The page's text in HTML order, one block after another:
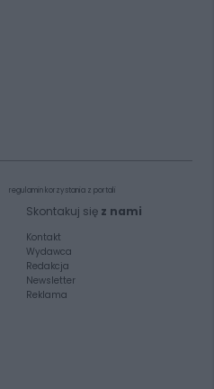
regulamin korzystania z portali
Skontakuj się z nami
Kontakt
Wydawca
Redakcja
Newsletter
Reklama